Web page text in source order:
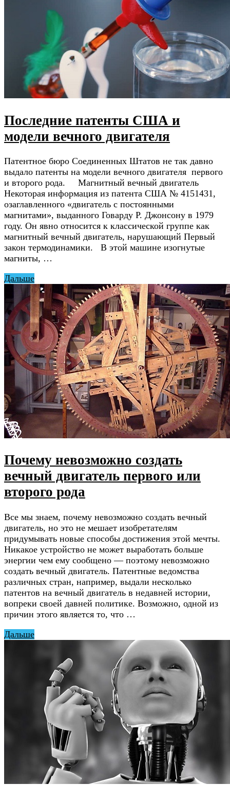
Последние патенты США и
модели вечного двигателя
Патентное бюро Соединенных Штатов не так давно
выдало патенты на модели вечного двигателя первого
и второго рода. Магнитный вечный двигатель
Некоторая информация из патента США № 4151431,
озаглавленного «двигатель с постоянными
магнитами», выданного Говарду Р. Джонсону в 1979
году. Он явно относится к классической группе как
магнитный вечный двигатель, нарушающий Первый
закон термодинамики. В этой машине изогнутые
магниты, …
Дальше
Почему невозможно создать
вечный двигатель первого или
второго рода
Все мы знаем, почему невозможно создать вечный
двигатель, но это не мешает изобретателям
придумывать новые способы достижения этой мечты.
Никакое устройство не может выработать больше
энергии чем ему сообщено — поэтому невозможно
создать вечный двигатель. Патентные ведомства
различных стран, например, выдали несколько
патентов на вечный двигатель в недавней истории,
вопреки своей давней политике. Возможно, одной из
причин этого является то, что …
Дальше